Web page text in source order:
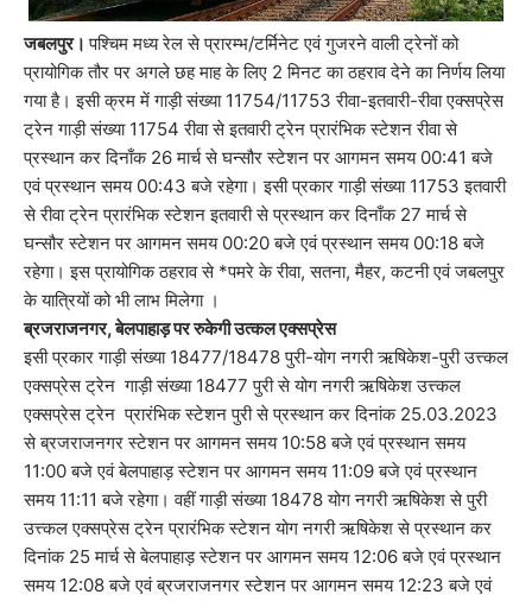
जबलपुर।पश्चिम मध्य रेल से प्रारम्भ/टर्मिनेट एवं गुजरने वाली ट्रेनों को
प्रायोगिक तौर पर अगले छह माह के लिए 2 मिनट का ठहराव देने का निर्णय लिया
गया है। इसी क्रम में गाड़ी संख्या 11754/11753 रीवा-इतवारी-रीवा एक्सप्रेस
ट्रेन गाड़ी संख्या 11754 रीवा से इतवारी ट्रेन प्रारंभिक स्टेशन रीवा से
प्रस्थान कर दिनाँक 26 मार्च से घन्सौर स्टेशन पर आगमन समय 00:41 बजे
एवं प्रस्थान समय 00:43 बजे रहेगा। इसी प्रकार गाड़ी संख्या 11753 इतवारी
से रीवा ट्रेन प्रारंभिक स्टेशन इतवारी से प्रस्थान कर दिनाँक 27 मार्च से
घन्सौर स्टेशन पर आगमन समय 00:20 बजे एवं प्रस्थान समय 00:18 बजे
रहेगा। इस प्रायोगिक ठहराव से *पमरे के रीवा, सतना, मैहर, कटनी एवं जबलपुर
के यात्रियों को भी लाभ मिलेगा ।
ब्रजराजनगर, बेलपाहाड़ पर रुकेगी उत्कल एक्सप्रेस
इसी प्रकार गाड़ी संख्या 18477/18478 पुरी-योग नगरी ऋषिकेश-पुरी उत्त्कल
एक्सप्रेस ट्रेन गाड़ी संख्या 18477 पुरी से योग नगरी ऋषिकेश उत्त्कल
एक्सप्रेस ट्रेन प्रारंभिक स्टेशन पुरी से प्रस्थान कर दिनांक 25.03.2023
से ब्रजराजनगर स्टेशन पर आगमन समय 10:58 बजे एवं प्रस्थान समय
11:00 बजे एवं बेलपाहाड़ स्टेशन पर आगमन समय 11:09 बजे एवं प्रस्थान
समय 11:11 बजे रहेगा। वहीं गाड़ी संख्या 18478 योग नगरी ऋषिकेश से पुरी
उत्त्कल एक्सप्रेस ट्रेन प्रारंभिक स्टेशन योग नगरी ऋषिकेश से प्रस्थान कर
दिनांक 25 मार्च से बेलपाहाड़ स्टेशन पर आगमन समय 12:06 बजे एवं प्रस्थान
समय 12:08 बजे एवं ब्रजराजनगर स्टेशन पर आगमन समय 12:23 बजे एवं